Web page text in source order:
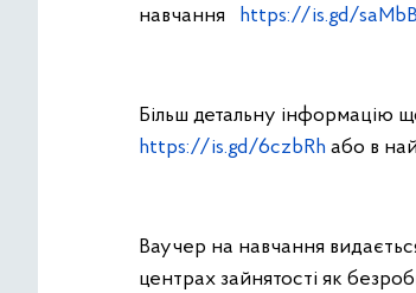
навчання
https://is.gd/
Більш детальну інформацію
https://is.gd/6czbRh або в
Ваучер на навчання
центрах зайнятості як